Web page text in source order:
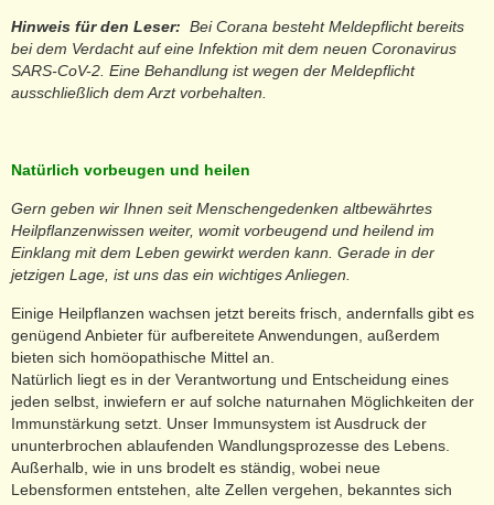
Hinweis für den Leser: Bei Corana besteht Meldepflicht bereits
bei dem Verdacht auf eine Infektion mit dem neuen Coronavirus
SARS-CoV-2. Eine Behandlung ist wegen der Meldepflicht
ausschließlich dem Arzt vorbehalten.
Natürlich vorbeugen und heilen
Gern geben wir Ihnen seit Menschengedenken altbewährtes
Heilpflanzenwissen weiter, womit vorbeugend und heilend im
Einklang mit dem Leben gewirkt werden kann. Gerade in der
jetzigen Lage, ist uns das ein wichtiges Anliegen.
Einige Heilpflanzen wachsen jetzt bereits frisch, andernfalls gibt es
genügend Anbieter für aufbereitete Anwendungen, außerdem
bieten sich homöopathische Mittel an.
Natürlich liegt es in der Verantwortung und Entscheidung eines
jeden selbst, inwiefern er auf solche naturnahen Möglichkeiten der
Immunstärkung setzt. Unser Immunsystem ist Ausdruck der
ununterbrochen ablaufenden Wandlungsprozesse des Lebens.
Außerhalb, wie in uns brodelt es ständig, wobei neue
Lebensformen entstehen, alte Zellen vergehen, bekanntes sich